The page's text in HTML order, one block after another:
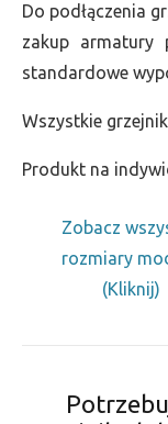
Do podłączenia
zakup armatury
standardowe
Wszystkie
Produkt na
Zobacz
rozmiary
(Kliknij)